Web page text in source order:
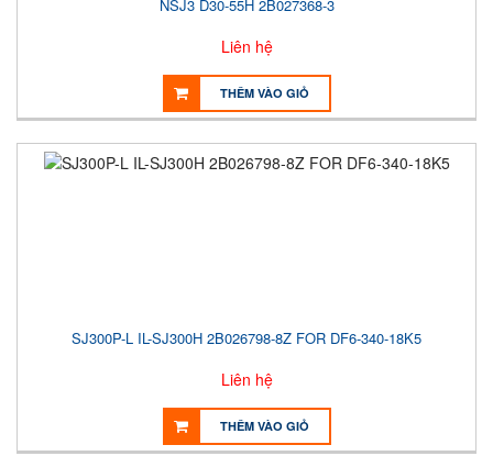
NSJ3 D30-55H 2B027368-3
Liên hệ
THÊM VÀO GIỎ
SJ300P-L IL-SJ300H 2B026798-8Z FOR DF6-340-18K5
Liên hệ
THÊM VÀO GIỎ